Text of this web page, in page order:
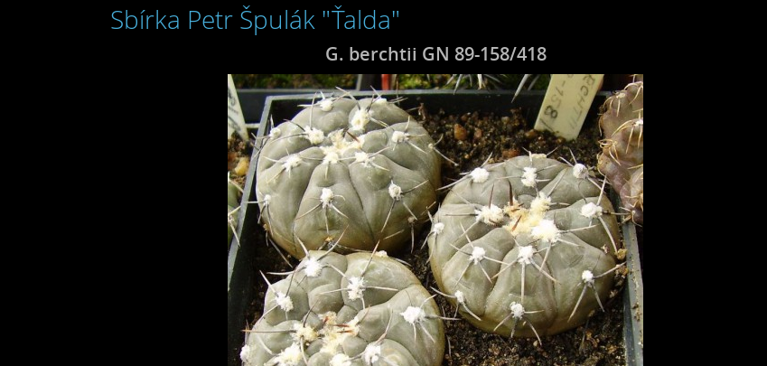
Sbírka Petr Špulák "Ťalda"
G. berchtii GN 89-158/418